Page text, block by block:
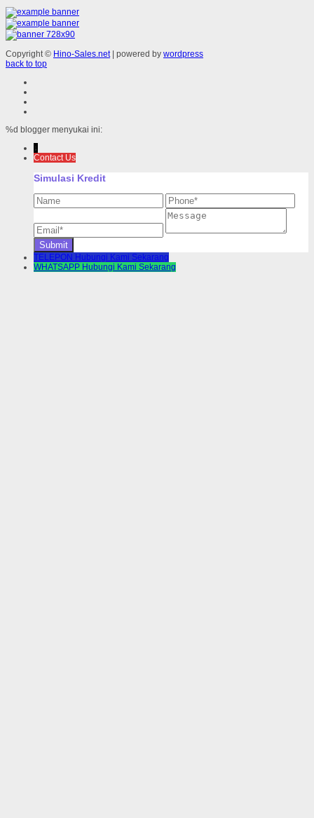
Copyright © Hino-Sales.net| powered by wordpress
back to top
%d blogger menyukai ini:
↓
Contact Us
Simulasi Kredit
TELEPON Hubungi Kami Sekarang
WHATSAPP Hubungi Kami Sekarang